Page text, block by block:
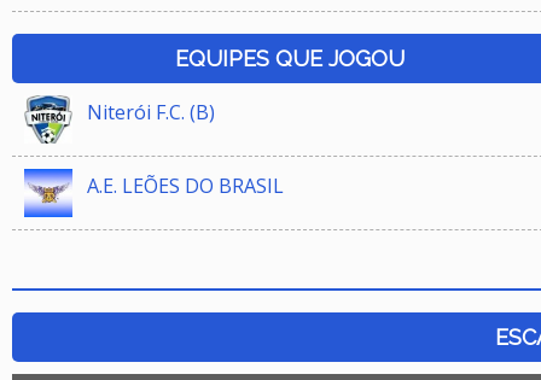
EQUIPES QUE JOGOU
Niterói F.C. (B)
A.E. LEÕES DO BRASIL